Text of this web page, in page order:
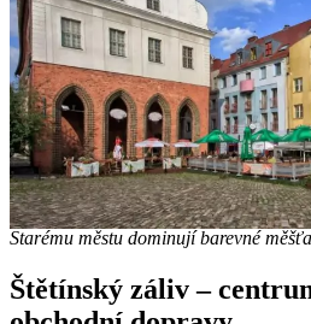
Starému městu dominují barevné
Štětínský záliv –